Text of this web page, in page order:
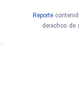
Reporte
derechos de